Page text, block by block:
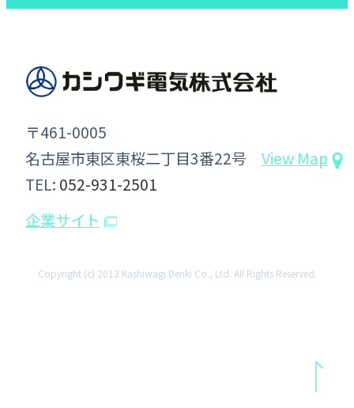
〒461-0005
名古屋市東区東桜二丁目3番22号 View Map
TEL: 052-931-2501
企業サイト
Copyright (c) 2013 Kashiwagi Denki Co., Ltd. All Rights Reserved.